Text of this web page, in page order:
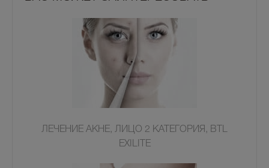
ЛЕЧЕНИЕ АКНЕ, ЛИЦО 2 КАТЕГОРИЯ, BTL
EXILITE